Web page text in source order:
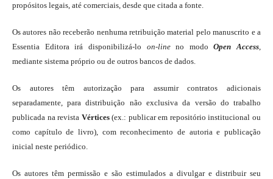
propósitos legais, até comerciais, desde que citada a fonte.
Os autores não receberão nenhuma retribuição material pelo manuscrito e a
Essentia Editora irá disponibilizá-lo on-lineno modoOpen Access,
mediante sistema próprio ou de outros bancos de dados.
Os autores têm autorização para assumir contratos adicionais
separadamente, para distribuição não exclusiva da versão do trabalho
publicada na revista Vértices(ex.: publicar em repositório institucional ou
como capítulo de livro), com reconhecimento de autoria e publicação
inicial neste periódico.
Os autores têm permissão e são estimulados a divulgar e distribuir seu